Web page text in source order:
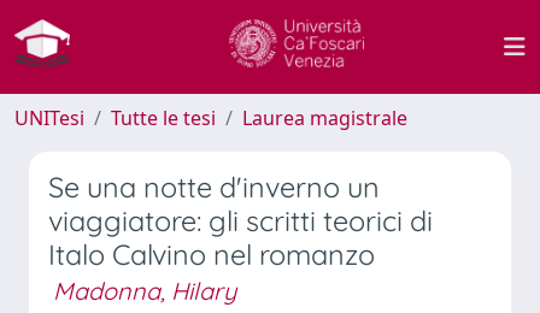
UNITesi Tutte le tesi Laurea magistrale
Se una notte d'inverno un
viaggiatore: gli scritti teorici di
Italo Calvino nel romanzo
Madonna, Hilary